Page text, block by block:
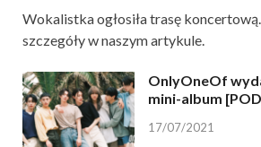
Wokalistka ogłosiła trasę
szczegóły w naszym artykule.
OnlyOneOf
mini-album
17/07/2021